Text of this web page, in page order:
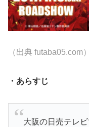
（出典 futaba05.com）
・あらすじ
大阪の日売テレ